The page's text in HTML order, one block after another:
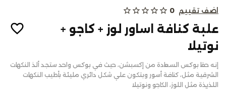
من نحن
الاسئلة الشائعة
أتصل بنا
سياسة الألغاء أو والاسترجاع
تسجيل الدخول
اضف تقييم 0
star_outline
star_outline
star_outline
star_outline
star_outline
علبة كنافة اساور لوز + كاجو +
نوتيلا
إنه حقا بوكس السعادة من إكسبشن، حيث في بوكس واحد ستجد ألذ النكهات
الشرقية مثل، كنافة أسور وبتكون علي شكل دائري مليئة بأطيب النكهات
اللذيذة مثل اللوز، الكاجو ونوتيلا